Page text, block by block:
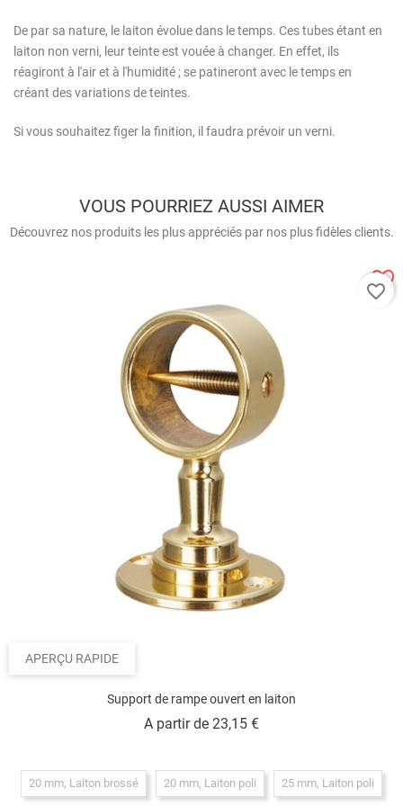
De par sa nature, le laiton évolue dans le temps. Ces tubes étant en
laiton non verni, leur teinte est vouée à changer. En effet, ils
réagiront à l'air et à l'humidité ; se patineront avec le temps en
créant des variations de teintes.
Si vous souhaitez figer la finition, il faudra prévoir un verni.
VOUS POURRIEZ AUSSI AIMER
Découvrez nos produits les plus appréciés par nos plus fidèles clients.
APERÇU RAPIDE
Support de rampe ouvert en laiton
A partir de 23,15 €Prix
20 mm, Laiton brossé 20 mm, Laiton poli 25 mm, Laiton poli
favorite_border